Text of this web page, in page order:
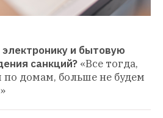
электронику и бытовую
санкций? «Все тогда,
домам, больше не будем